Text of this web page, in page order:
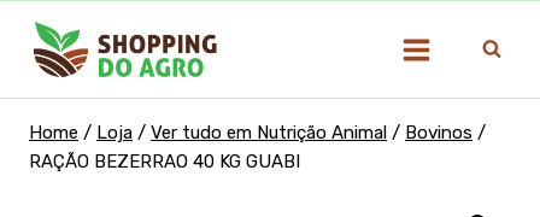
para
Home / Loja / Ver tudo em Nutrição Animal / Bovinos /
RAÇÃO BEZERRAO 40 KG GUABI